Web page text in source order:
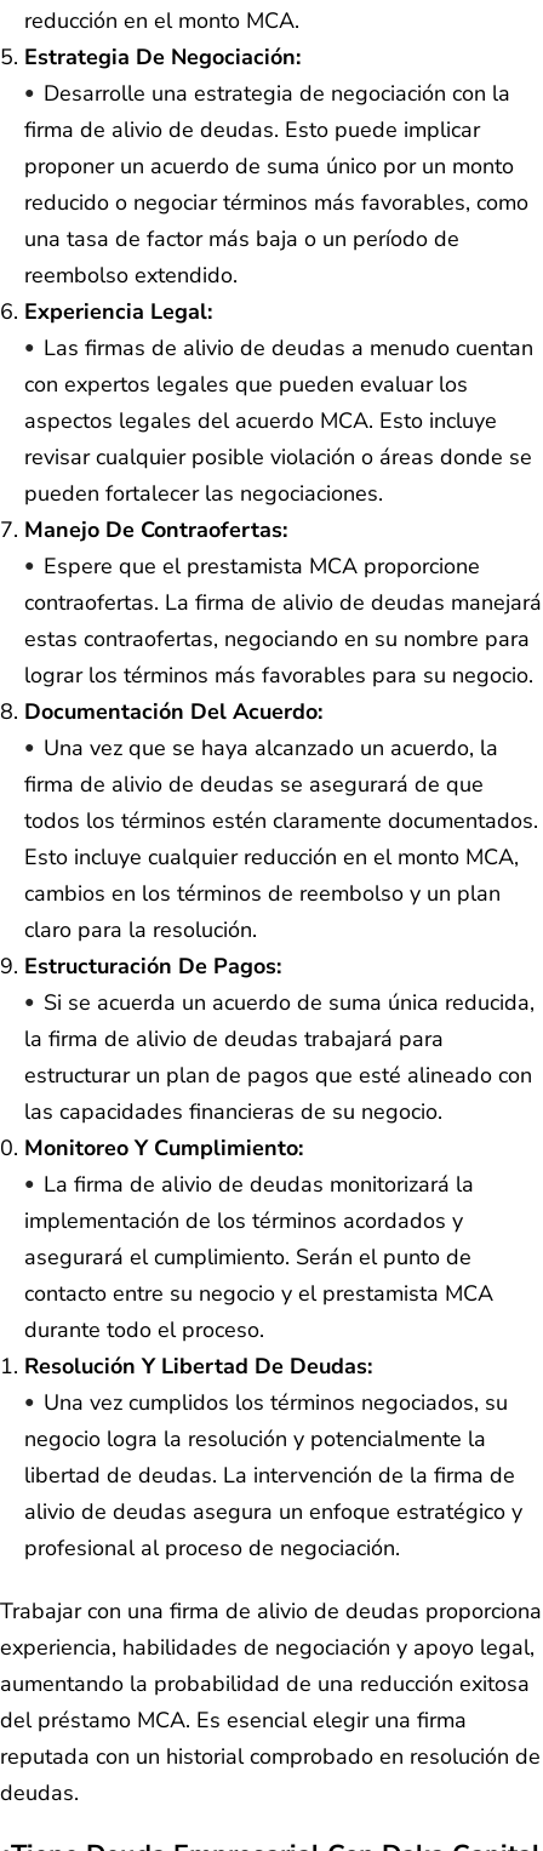
reducción en el monto MCA.
Estrategia De Negociación:
Desarrolle una estrategia de negociación con la
firma de alivio de deudas. Esto puede implicar
proponer un acuerdo de suma único por un monto
reducido o negociar términos más favorables, como
una tasa de factor más baja o un período de
reembolso extendido.
Experiencia Legal:
Las firmas de alivio de deudas a menudo cuentan
con expertos legales que pueden evaluar los
aspectos legales del acuerdo MCA. Esto incluye
revisar cualquier posible violación o áreas donde se
pueden fortalecer las negociaciones.
Manejo De Contraofertas:
Espere que el prestamista MCA proporcione
contraofertas. La firma de alivio de deudas manejará
estas contraofertas, negociando en su nombre para
lograr los términos más favorables para su negocio.
Documentación Del Acuerdo:
Una vez que se haya alcanzado un acuerdo, la
firma de alivio de deudas se asegurará de que
todos los términos estén claramente documentados.
Esto incluye cualquier reducción en el monto MCA,
cambios en los términos de reembolso y un plan
claro para la resolución.
Estructuración De Pagos:
Si se acuerda un acuerdo de suma única reducida,
la firma de alivio de deudas trabajará para
estructurar un plan de pagos que esté alineado con
las capacidades financieras de su negocio.
Monitoreo Y Cumplimiento:
La firma de alivio de deudas monitorizará la
implementación de los términos acordados y
asegurará el cumplimiento. Serán el punto de
contacto entre su negocio y el prestamista MCA
durante todo el proceso.
Resolución Y Libertad De Deudas:
Una vez cumplidos los términos negociados, su
negocio logra la resolución y potencialmente la
libertad de deudas. La intervención de la firma de
alivio de deudas asegura un enfoque estratégico y
profesional al proceso de negociación.
Trabajar con una firma de alivio de deudas proporciona
experiencia, habilidades de negociación y apoyo legal,
aumentando la probabilidad de una reducción exitosa
del préstamo MCA. Es esencial elegir una firma
reputada con un historial comprobado en resolución de
deudas.